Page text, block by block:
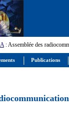
: Assemblée des
Publications